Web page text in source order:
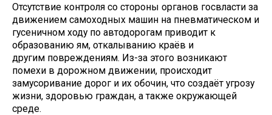
Отсутствие контроля со стороны органов госвласти за
движением самоходных машин на пневматическом и
гусеничном ходу по автодорогам приводит к
образованию ям, откалыванию краёв и
другим повреждениям. Из-за этого возникают
помехи в дорожном движении, происходит
замусоривание дорог и их обочин, что создаёт угрозу
жизни, здоровью граждан, а также окружающей
среде.